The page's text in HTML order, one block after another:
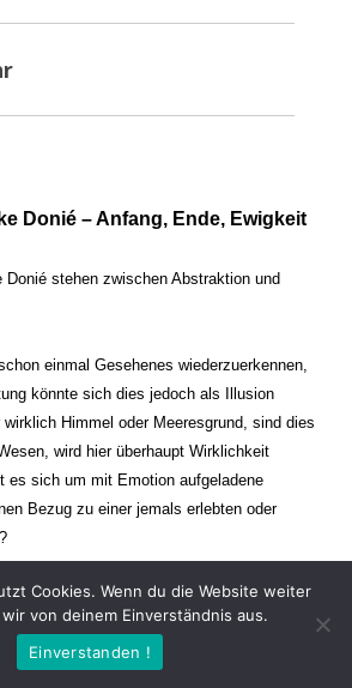
Donié – Anfang, Ende, Ewigkeit
Donié stehen zwischen Abstraktion und
einmal Gesehenes wiederzuerkennen,
könnte sich dies jedoch als Illusion
Himmel oder Meeresgrund, sind dies
wird hier überhaupt Wirklichkeit
es sich um mit Emotion aufgeladene
Bezug zu einer jemals erlebten oder
stehen sich dabei gegenüber. Zeit steht still
soll dabei eine Spannung, auch farblich, bis
werden. Die Arbeiten stellen ambivalente
Cookies. Wenn du die Website weiter
von deinem Einverständnis aus.
Einverstanden !